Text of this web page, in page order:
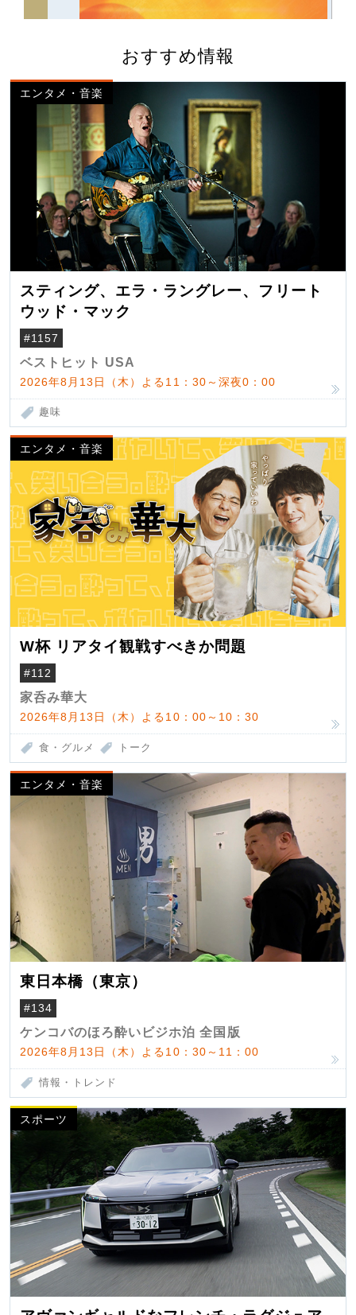
おすすめ情報
エンタメ・音楽
スティング、エラ・ラングレー、フリート
ウッド・マック
#1157
ベストヒット USA
2026年8月13日（木）よる11：30～深夜0：00
趣味
エンタメ・音楽
W杯 リアタイ観戦すべきか問題
#112
家呑み華大
2026年8月13日（木）よる10：00～10：30
食・グルメ トーク
エンタメ・音楽
東日本橋（東京）
#134
ケンコバのほろ酔いビジホ泊 全国版
2026年8月13日（木）よる10：30～11：00
情報・トレンド
スポーツ